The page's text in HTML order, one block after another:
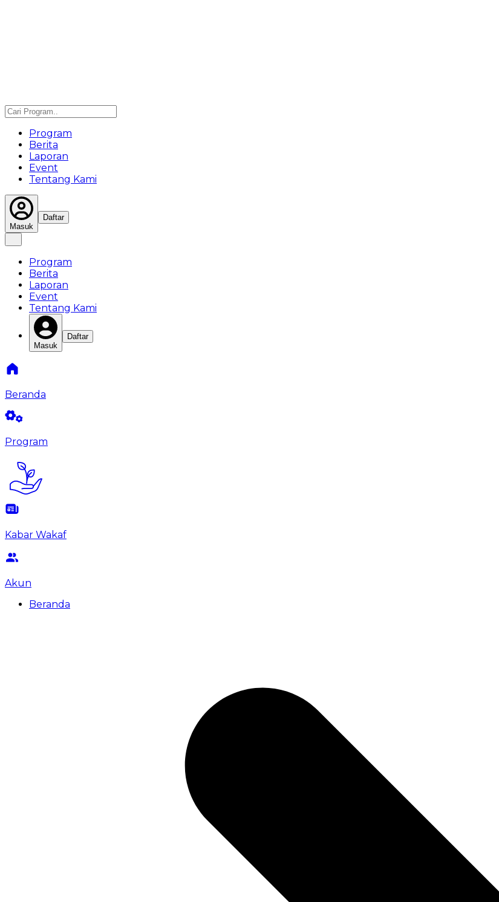
Program
Berita
Laporan
Event
Tentang Kami
Masuk
Daftar
Program
Berita
Laporan
Event
Tentang Kami
Masuk
Daftar
Beranda
Program
Kabar Wakaf
Akun
Beranda